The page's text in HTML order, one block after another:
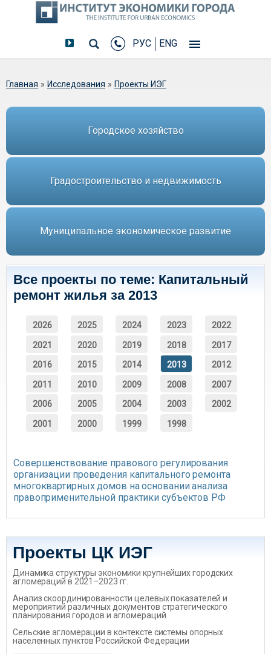
РУС ENG
Вы здесь
Главная » Исследования » Проекты ИЭГ
Городское хозяйство
Градостроительство и недвижимость
Муниципальное экономическое развитие
Все проекты по теме: Капитальный
ремонт жилья за 2013
2026 2025 2024 2023 2022
2021 2020 2019 2018 2017
2016 2015 2014 2013 2012
2011 2010 2009 2008 2007
2006 2005 2004 2003 2002
2001 2000 1999 1998
Совершенствование правового регулирования
организации проведения капитального ремонта
многоквартирных домов на основании анализа
правоприменительной практики субъектов РФ
Проекты ЦК ИЭГ
Динамика структуры экономики крупнейших городских
агломераций в 2021–2023 гг.
Анализ скоординированности целевых показателей и
мероприятий различных документов стратегического
планирования городов и агломераций
Сельские агломерации в контексте системы опорных
населенных пунктов Российской Федерации